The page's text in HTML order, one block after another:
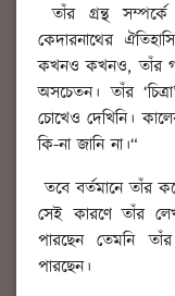
তাঁর গ্রন্থ
কেদারনাথের
কখনও কখনও, তাঁর
অসচেতন। তাঁর
চোখেও দেখিনি।
কি-না জানি না।“
তবে বর্তমানে তাঁর
সেই কারণে তাঁর
পারছেন তেমনি
পারছেন।